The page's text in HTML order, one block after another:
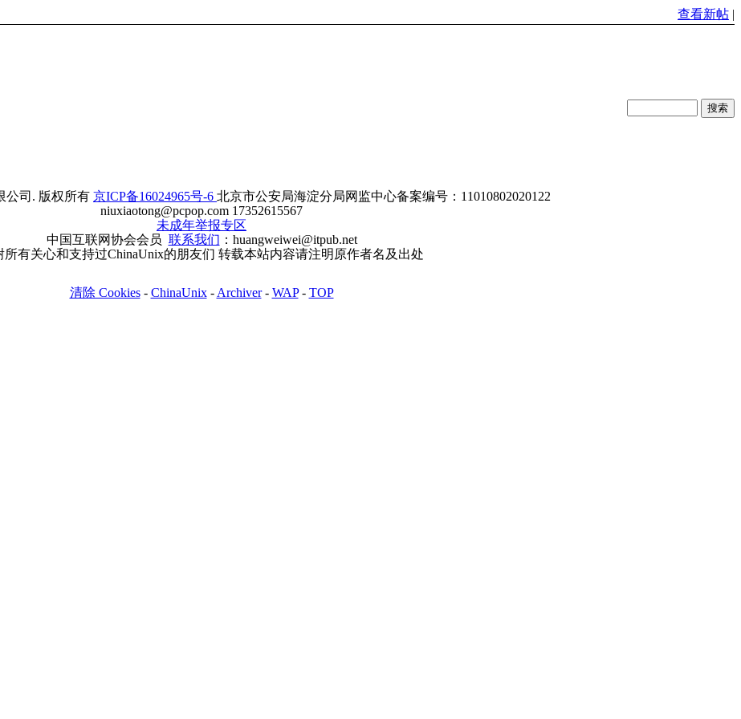
查看新帖 |
公司. 版权所有 京ICP备16024965号-6 北京市公安局海淀分局网监中心备案编号：11010802020122
niuxiaotong@pcpop.com 17352615567
未成年举报专区
中国互联网协会会员 联系我们 ：huangweiwei@itpub.net
所有关心和支持过ChinaUnix的朋友们 转载本站内容请注明原作者名及出处
清除 Cookies- ChinaUnix- Archiver- WAP- TOP